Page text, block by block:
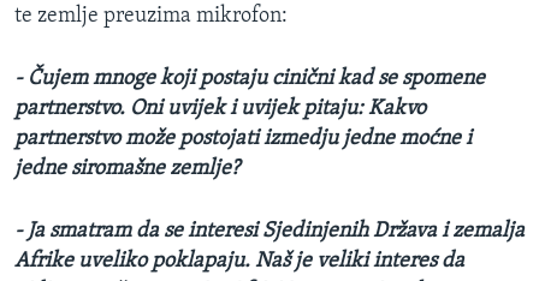
te zemlje preuzima mikrofon:
- Čujem mnoge koji postaju cinični kad se spomene
partnerstvo. Oni uvijek i uvijek pitaju: Kakvo
partnerstvo može postojati izmedju jedne moćne i
jedne siromašne zemlje?
- Ja smatram da se interesi Sjedinjenih Država i zemalja
Afrike uveliko poklapaju. Naš je veliki interes da